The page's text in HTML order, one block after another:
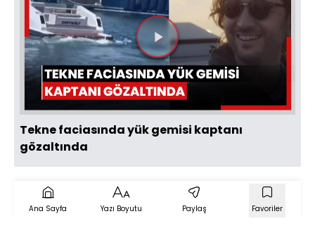
Videoyu
Oynat
Tekne faciasında yük gemisi kaptanı
gözaltında
Ana Sayfa Yazı Boyutu Paylaş Favoriler